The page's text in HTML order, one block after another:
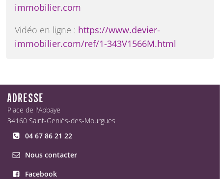
immobilier.com
Vidéo en ligne : https://www.devier-
immobilier.com/ref/1-343V1566M.html
ADRESSE
Place de l'Abbaye
34160 Saint-Geniès-des-Mourgues
04 67 86 21 22
Nous contacter
Facebook